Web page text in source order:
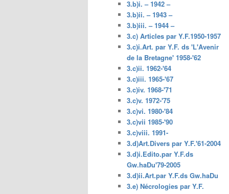
3.b)i. – 1942 –
3.b)ii. – 1943 –
3.b)iii. – 1944 –
3.c) Articles par Y.F.1950-1957
3.c)i.Art. par Y.F. ds 'L'Avenir
de la Bretagne' 1958-'62
3.c)ii. 1962-'64
3.c)iii. 1965-'67
3.c)iv. 1968-'71
3.c)v. 1972-'75
3.c)vi. 1980-'84
3.c)vii 1985-'90
3.c)viii. 1991-
3.d)Art.Divers par Y.F.'61-2004
3.d)i.Edito.par Y.F.ds
Gw.haDu'79-2005
3.d)ii.Art.par Y.F.ds Gw.haDu
3.e) Nécrologies par Y.F.